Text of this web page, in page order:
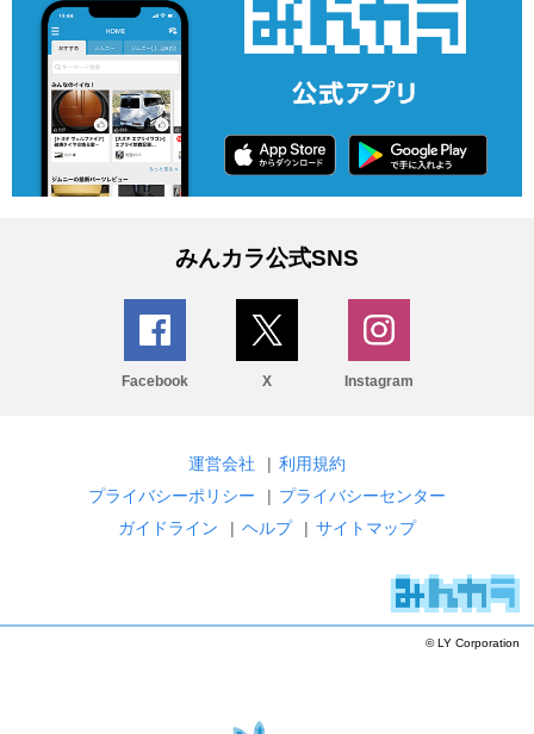
みんカラ公式SNS
Facebook X Instagram
運営会社 | 利用規約
プライバシーポリシー
| プライバシーセンター
ガイドライン
| ヘルプ | サイトマップ
© LY Corporation